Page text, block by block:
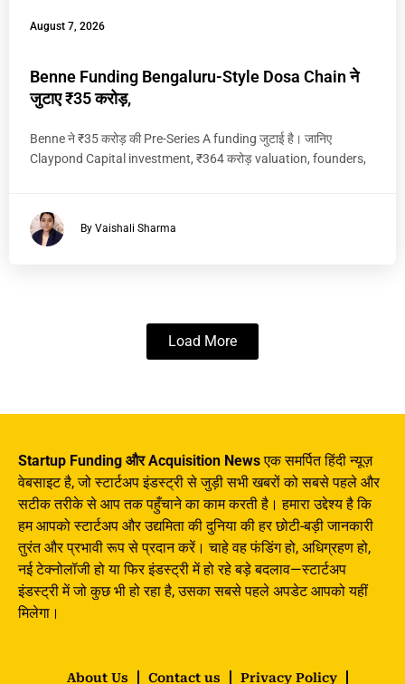
August 7, 2026
Benne Funding Bengaluru-Style Dosa Chain ने
जुटाए ₹35 करोड़,
Benne ने ₹35 करोड़ की Pre-Series A funding जुटाई है। जानिए
Claypond Capital investment, ₹364 करोड़ valuation, founders,
By Vaishali Sharma
Load More
Startup Funding और Acquisition Newsएक समर्पित हिंदी न्यूज़
वेबसाइट है, जो स्टार्टअप इंडस्ट्री से जुड़ी सभी खबरों को सबसे पहले और
सटीक तरीके से आप तक पहुँचाने का काम करती है। हमारा उद्देश्य है कि
हम आपको स्टार्टअप और उद्यमिता की दुनिया की हर छोटी-बड़ी जानकारी
तुरंत और प्रभावी रूप से प्रदान करें। चाहे वह फंडिंग हो, अधिग्रहण हो,
नई टेक्नोलॉजी हो या फिर इंडस्ट्री में हो रहे बड़े बदलाव—स्टार्टअप
इंडस्ट्री में जो कुछ भी हो रहा है, उसका सबसे पहले अपडेट आपको यहीं
मिलेगा।
About Us Contact us Privacy Policy